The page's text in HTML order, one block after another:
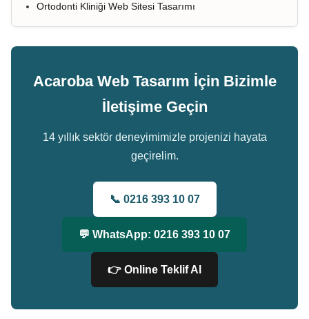
Ortodonti Kliniği Web Sitesi Tasarımı
Acaroba Web Tasarım İçin Bizimle
İletişime Geçin
14 yıllık sektör deneyimimizle projenizi hayata
geçirelim.
📞 0216 393 10 07
💬 WhatsApp: 0216 393 10 07
👉 Online Teklif Al